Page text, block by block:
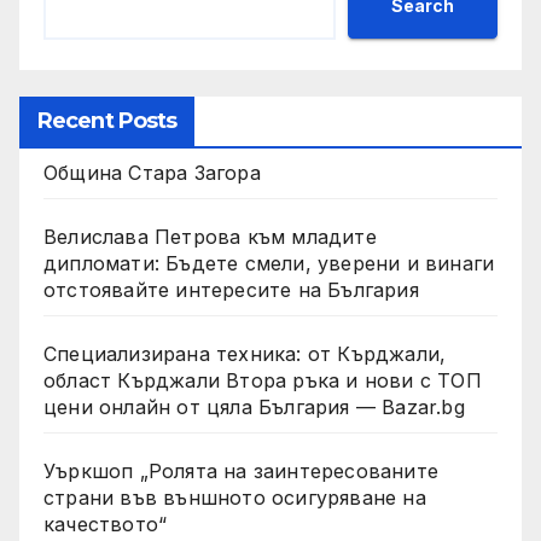
Search
Recent Posts
Община Стара Загора
Велислава Петрова към младите
дипломати: Бъдете смели, уверени и винаги
отстоявайте интересите на България
Специализирана техника: от Кърджали,
област Кърджали Втора ръка и нови с ТОП
цени онлайн от цяла България — Bazar.bg
Уъркшоп „Ролята на заинтересованите
страни във външното осигуряване на
качеството“